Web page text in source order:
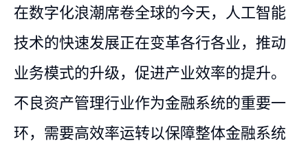
在数字化浪潮席卷全球的今天，人工智能
技术的快速发展正在变革各行各业，推动
业务模式的升级，促进产业效率的提升。
不良资产管理行业作为金融系统的重要一
环，需要高效率运转以保障整体金融系统